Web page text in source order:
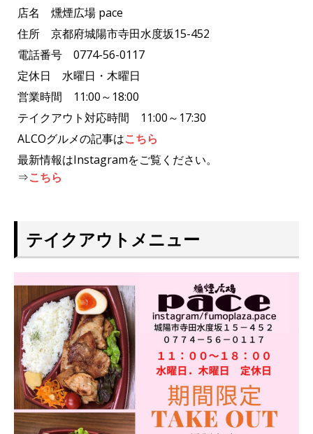
店名 燻煙広場 pace
住所 京都府城陽市寺田水度坂15-452
電話番号 0774-56-0117
定休日 水曜日・木曜日
営業時間 11:00～18:00
テイクアウト対応時間 11:00～17:30
ALCOグルメの記事はこちら
最新情報はInstagramをご覧ください。
⇒こちら
テイクアウトメニュー